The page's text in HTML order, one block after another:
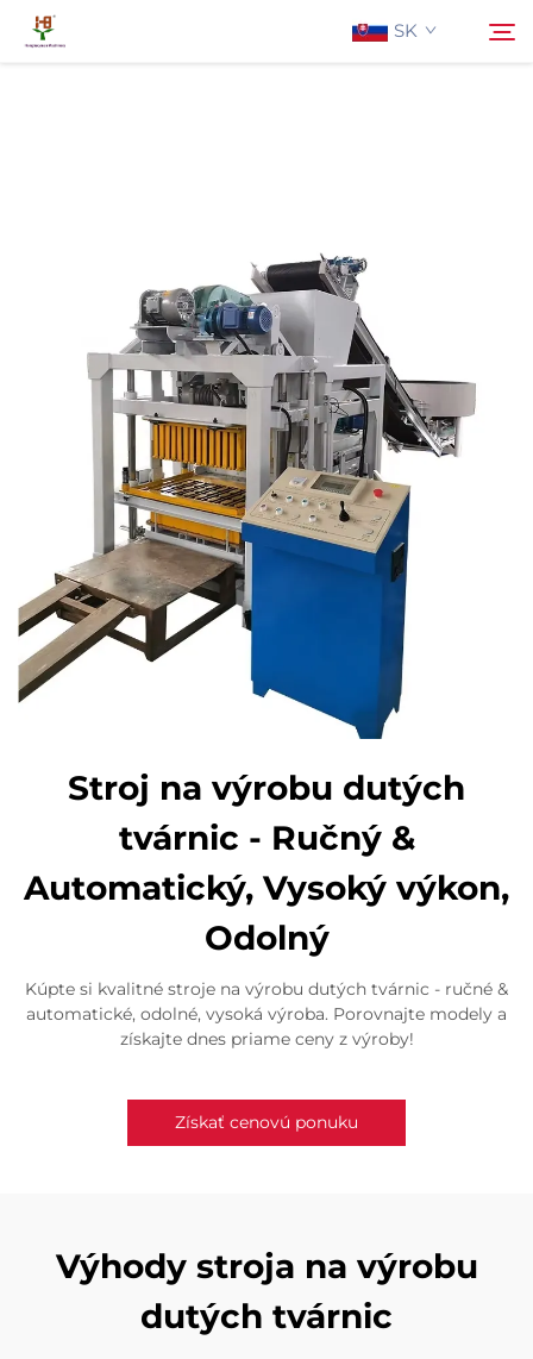
SK
Aktuality
Kontaktujte Nás
Stroj na výrobu dutých
tvárnic - Ručný &
Automatický, Vysoký výkon,
Odolný
Kúpte si kvalitné stroje na výrobu dutých tvárnic - ručné &
automatické, odolné, vysoká výroba. Porovnajte modely a
získajte dnes priame ceny z výroby!
Získať cenovú ponuku
Výhody stroja na výrobu
dutých tvárnic